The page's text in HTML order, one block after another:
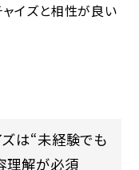
ャイズと相性が良い
ズは“未経験でも
理解が必須